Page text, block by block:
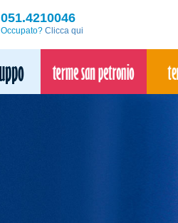
051.4210046
Occupato? Clicca qui